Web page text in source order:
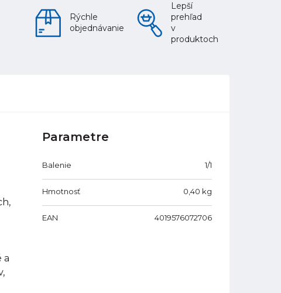
Rýchle
objednávanie
Lepší
prehľad
v
produktoch
a
Parametre
Balenie 1/1
Hmotnosť 0,40 kg
EAN 4019576072706